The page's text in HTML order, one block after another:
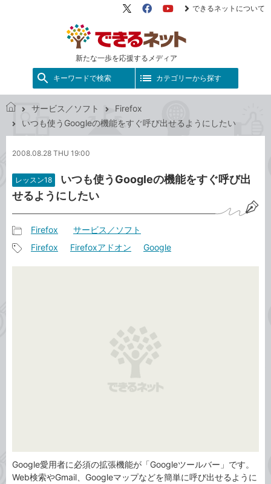
新たな一歩を応援するメディア
X（旧
FacebookYouTube
できるネットについて
キーワードで検索 カテゴリーから探す
ネ
ト
サービス／ソフト
Firefox
いつも使うGoogleの機能をすぐ呼び出せるようにしたい
2008.08.28 THU 19:00
レッスン18
いつも使うGoogleの機能をすぐ呼び出
せるようにしたい
事
カ
Firefox サービス／ソフト
Firefox Firefoxアドオン Google
Google愛用者に必須の拡張機能が「Googleツールバー」です。
Web検索やGmail、Googleマップなどを簡単に呼び出せるように